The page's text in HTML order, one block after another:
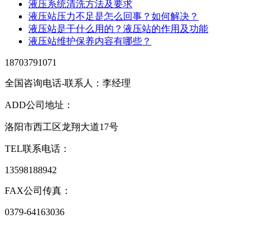
液压系统清洗方法及要求
液压站压力不足是怎么回事？如何解决？
液压站是干什么用的？液压站的作用及功能
液压站维护保养内容有哪些？
18703791071
全国咨询电话-联系人：李经理
ADD公司地址：
洛阳市西工区龙翔大道17号
TEL联系电话：
13598188942
FAX公司传真：
0379-64163036